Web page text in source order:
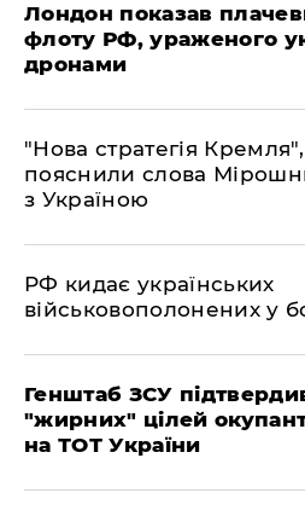
Лондон показав
флоту РФ, ураженого
дронами
"Нова стратегія
пояснили слова
з Україною
РФ кидає українських
військовополонених у
Генштаб ЗСУ
"жирних" цілей
на ТОТ України